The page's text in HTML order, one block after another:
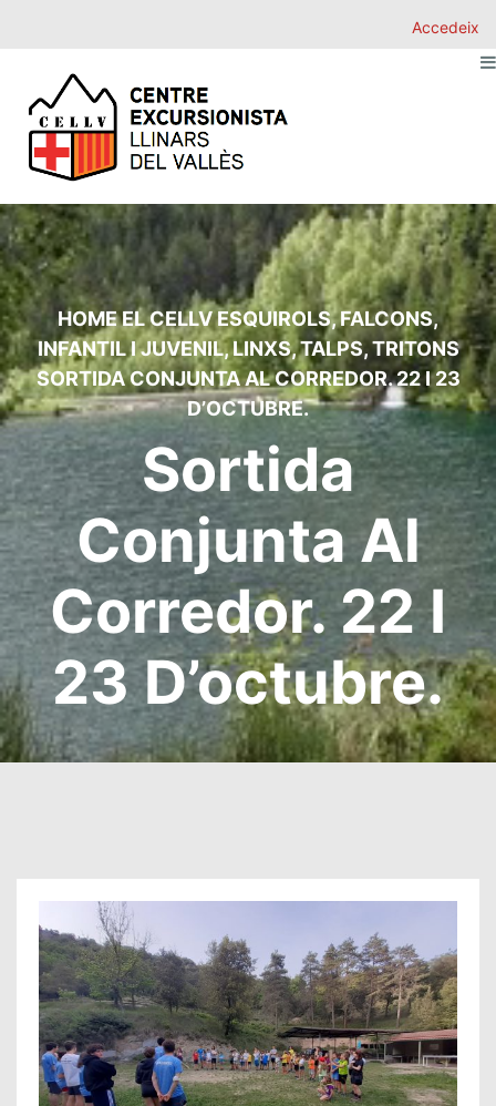
Accedeix
HOMEEL CELLVESQUIROLS,FALCONS,
INFANTIL I JUVENIL,LINXS,TALPS,TRITONS
SORTIDA CONJUNTA AL CORREDOR. 22 I 23
D’OCTUBRE.
Sortida
Conjunta Al
Corredor. 22 I
23 D’octubre.